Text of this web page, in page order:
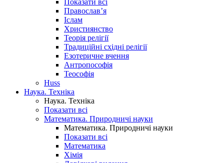
Показати всі
Православ’я
Іслам
Християнство
Теорія релігії
Традиційні східні релігії
Езотеричне вчення
Антропософія
Теософія
Huss
Наука. Техніка
Наука. Техніка
Показати всі
Математика. Природничі науки
Математика. Природничі науки
Показати всі
Математика
Хімія